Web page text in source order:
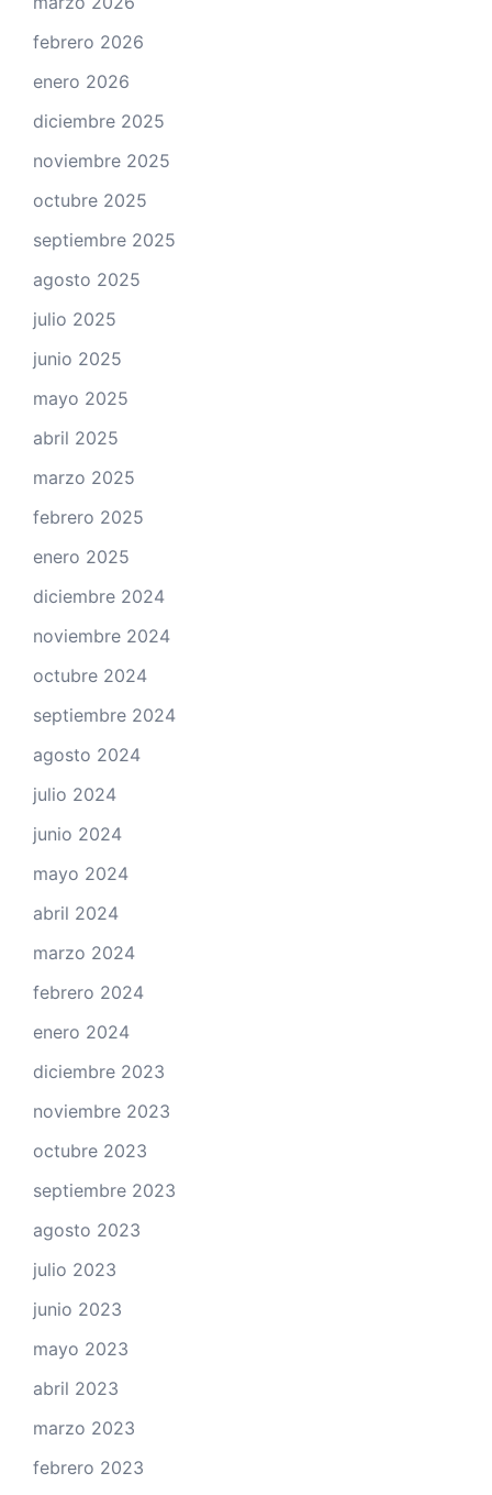
febrero 2026
enero 2026
diciembre 2025
noviembre 2025
octubre 2025
septiembre 2025
agosto 2025
julio 2025
junio 2025
mayo 2025
abril 2025
marzo 2025
febrero 2025
enero 2025
diciembre 2024
noviembre 2024
octubre 2024
septiembre 2024
agosto 2024
julio 2024
junio 2024
mayo 2024
abril 2024
marzo 2024
febrero 2024
enero 2024
diciembre 2023
noviembre 2023
octubre 2023
septiembre 2023
agosto 2023
julio 2023
junio 2023
mayo 2023
abril 2023
marzo 2023
febrero 2023